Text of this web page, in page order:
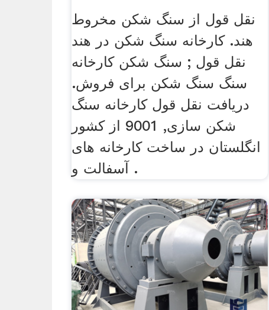
نقل قول از سنگ شکن مخروط
هند. کارخانه سنگ شکن در هند
نقل قول ; سنگ شکن کارخانه
سنگ سنگ شکن برای فروش.
دریافت نقل قول کارخانه سنگ
شکن سازی, 9001 از کشور
انگلستان در ساخت کارخانه های
آسفالت و .